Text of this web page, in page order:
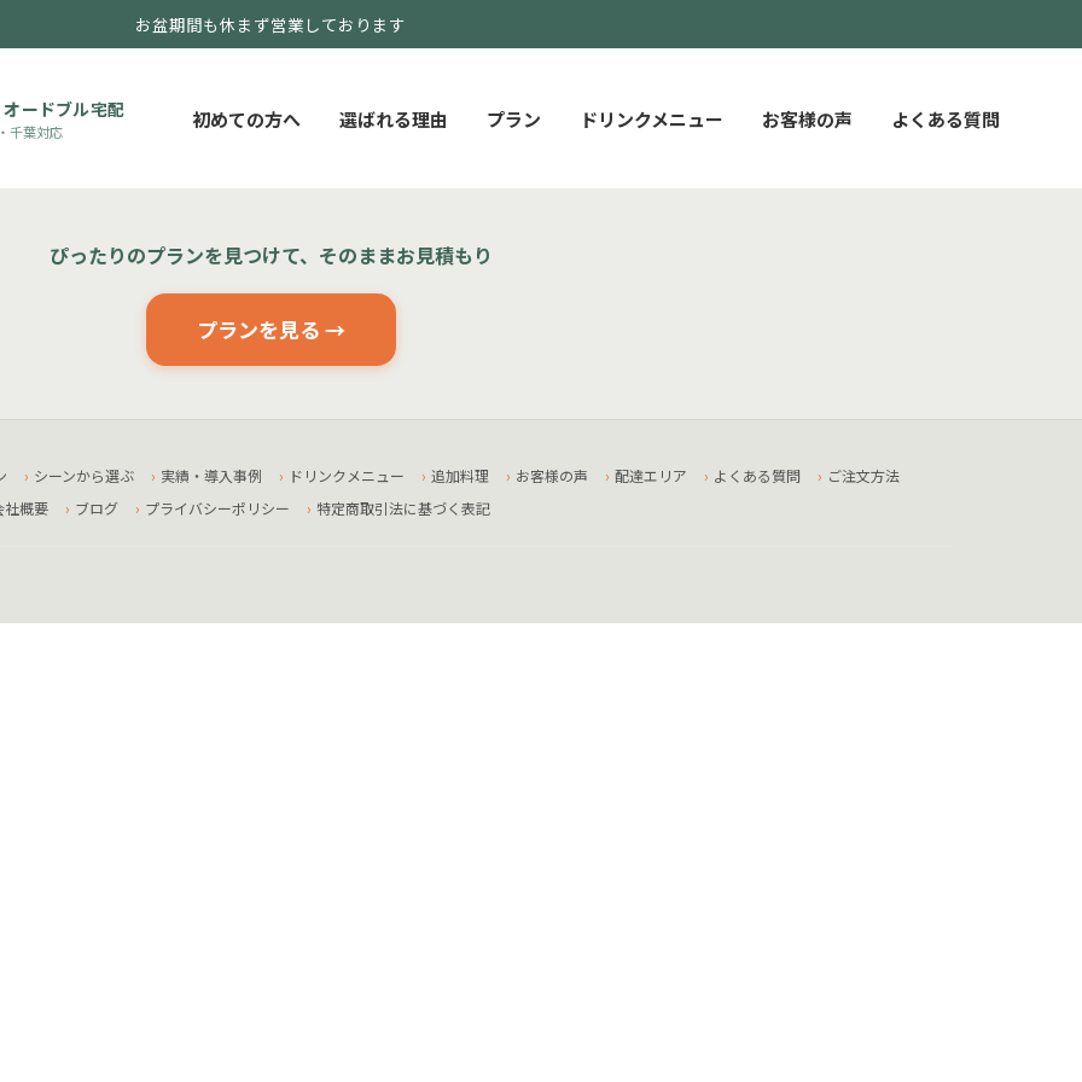
お盆期間も休まず営業しております
ードブル宅配
千葉対応 初めての方へ 選ばれる理由 プラン ドリンクメニュー お客様の声 よくある質問
ぴったりのプランを見つけて、そのままお見積もり
プランを見る →
シーンから選ぶ 実績・導入事例 ドリンクメニュー 追加料理 お客様の声 配達エリア よくある質問
ご注文方法
社概要 ブログ プライバシーポリシー 特定商取引法に基づく表記